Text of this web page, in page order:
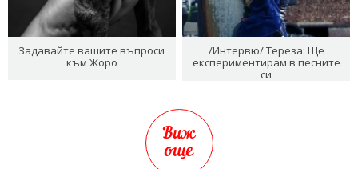
Задавайте вашите въпроси
към Жоро
/Интервю/ Тереза: Ще
експериментирам в песните
си
Виж
още